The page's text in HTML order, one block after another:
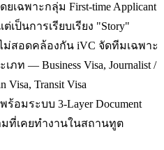
เฉพาะกลุ่ม First-time Applicant
ป็นการเรียบเรียง "Story"
ม่สอดคล้องกัน iVC จัดทีมเฉพาะ
ท — Business Visa, Journalist /
Visa, Transit Visa
อมระบบ 3-Layer Document
ที่เคยทำงานในสถานทูต